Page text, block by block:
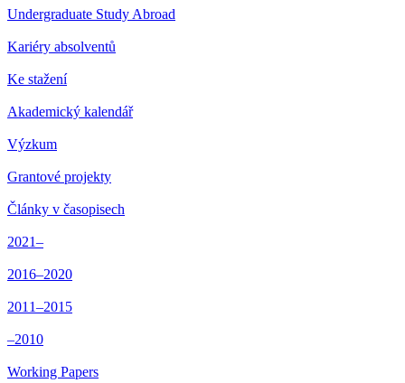
Undergraduate Study Abroad
Kariéry absolventů
Ke stažení
Akademický kalendář
Výzkum
Grantové projekty
Články v časopisech
2021–
2016–2020
2011–2015
–2010
Working Papers